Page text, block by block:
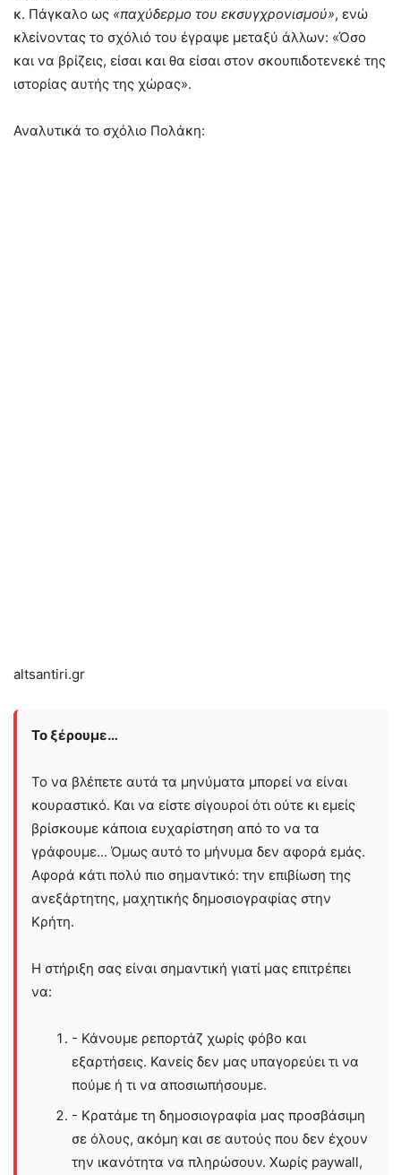
κ. Πάγκαλο ως «παχύδερμο του εκσυγχρονισμού», ενώ
κλείνοντας το σχόλιό του έγραψε μεταξύ άλλων: «Όσο
και να βρίζεις, είσαι και θα είσαι στον σκουπιδοτενεκέ της
ιστορίας αυτής της χώρας».
Αναλυτικά το σχόλιο Πολάκη:
altsantiri.gr
Το ξέρουμε…
Το να βλέπετε αυτά τα μηνύματα μπορεί να είναι
κουραστικό. Και να είστε σίγουροί ότι ούτε κι εμείς
βρίσκουμε κάποια ευχαρίστηση από το να τα
γράφουμε... Όμως αυτό το μήνυμα δεν αφορά εμάς.
Αφορά κάτι πολύ πιο σημαντικό: την επιβίωση της
ανεξάρτητης, μαχητικής δημοσιογραφίας στην
Kρήτη.
Η στήριξη σας είναι σημαντική γιατί μας επιτρέπει
να:
- Κάνουμε ρεπορτάζ χωρίς φόβο και
εξαρτήσεις. Κανείς δεν μας υπαγορεύει τι να
πούμε ή τι να αποσιωπήσουμε.
- Κρατάμε τη δημοσιογραφία μας προσβάσιμη
σε όλους, ακόμη και σε αυτούς που δεν έχουν
την ικανότητα να πληρώσουν. Χωρίς paywall,